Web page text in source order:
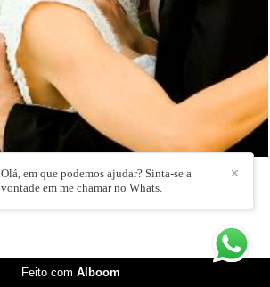
✕
Olá, em que podemos ajudar? Sinta-se a
vontade em me chamar no Whats.
Feito com Alboom